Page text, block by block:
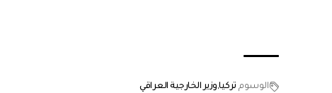
الوسوم تركيا وزير الخارجية العراقي